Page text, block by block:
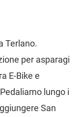
Terlano.
per asparagi
E-Bike e
lungo i
San